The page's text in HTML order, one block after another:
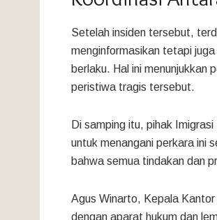
Setelah insiden tersebut,
menginformasikan tetapi
berlaku. Hal ini menunjukkan
peristiwa tragis tersebut.
Di samping itu, pihak
untuk menangani perkara ini
bahwa semua tindakan dan
Agus Winarto, Kepala
dengan aparat hukum dan